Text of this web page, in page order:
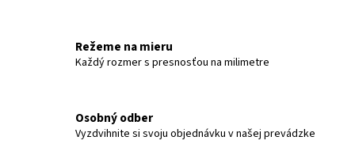
Režeme na mieru
Každý rozmer s presnosťou na milimetre
Osobný odber
Vyzdvihnite si svoju objednávku v našej prevádzke